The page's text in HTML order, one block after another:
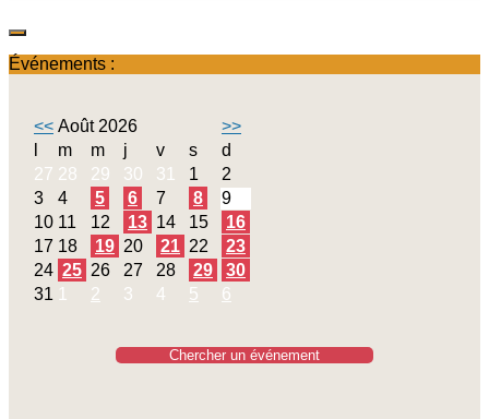
Événements :
<< Août 2026
>>
m m j v s
d
27 28 29 30 31 1
2
3
4 5 6 7 8
9
10 11 12 13 14 15
16
17 18 19 20 21 22
23
24 25 26 27 28 29
30
31 1 2 3 4 5 6
Chercher un événement